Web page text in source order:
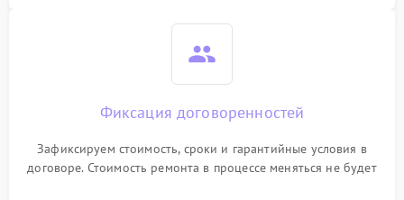
Фиксация договоренностей
Зафиксируем стоимость, сроки и гарантийные условия в
договоре. Стоимость ремонта в процессе меняться не будет